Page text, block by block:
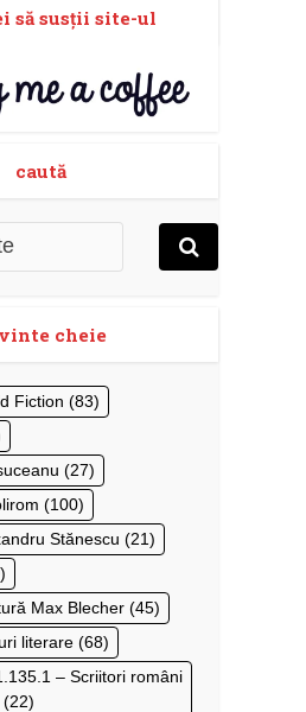
să susţii site-ul
caută
cheie
Fiction (83)
(27)
(100)
Stănescu (21)
Max Blecher (45)
literare (68)
– Scriitori români
(22)